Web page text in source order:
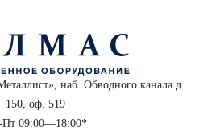
наб. Обводного канала д.
150, оф. 519
09:00—18:00*